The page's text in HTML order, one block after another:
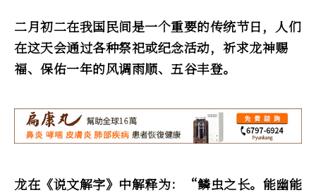
二月初二在我国民间是一个重要的传统节日，人们
在这天会通过各种祭祀或纪念活动，祈求龙神赐
福、保佑一年的风调雨顺、五谷丰登。
龙在《说文解字》中解释为：“鳞虫之长。能幽能